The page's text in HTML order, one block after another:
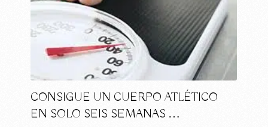
CONSIGUE UN CUERPO ATLÉTICO
EN SOLO SEIS SEMANAS …